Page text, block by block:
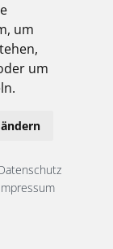
um
um